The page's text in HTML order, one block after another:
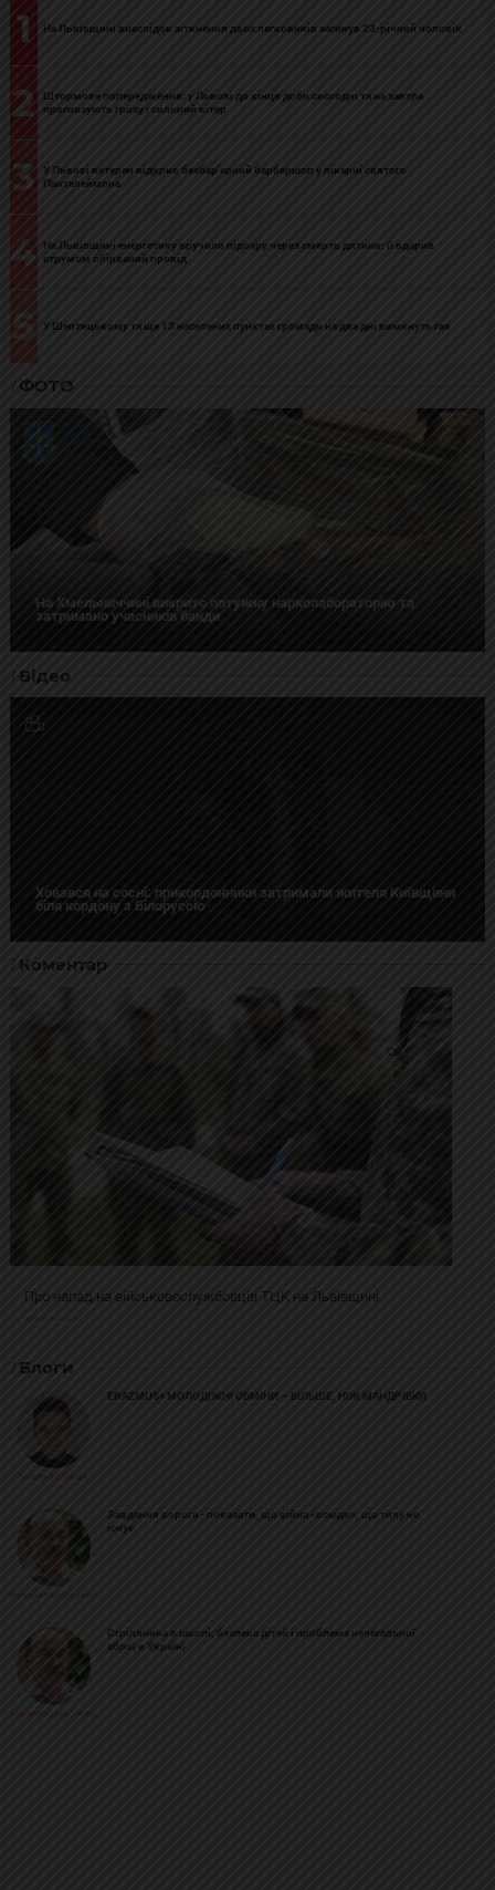
1 На Львівщині внаслідок зіткнення двох легковиків загинув 23-річний чоловік
2
Штормове попередження: у Львові до кінця доби сьогодні та на завтра
прогнозують грозу і сильний вітер
3
У Львові ветеран відкрив безбар’єрний барбершоп у лікарні святого
Пантелеймона
4
На Львівщині енергетику вручили підозру через смерть дитини: її вдарив
струмом обірваний провід
5 У Шептицькому та ще 13 населених пунктах громади на два дні вимкнуть газ
ФОТО
На Хмельниччині викрито потужну нарколабораторію та
затримано учасників банди
Відео
Ховався на сосні: прикордонники затримали жителя Київщини
біля кордону з Білоруссю
Коментар
Про напад на військовослужбовців ТЦК на Львівщині
Блоги
Богдан Козійчук
ERAZMUS+ МОЛОДІЖНІ ОБМІНИ – БІЛЬШЕ, НІЖ МАНДРІВКИ
Михайло Цимбалюк
Завдання ворога - показати, що війна «всюди», що тилу не
існує
Михайло Цимбалюк
Стрілянина в школі, безпека дітей і проблема нелегальної
зброї в Україні